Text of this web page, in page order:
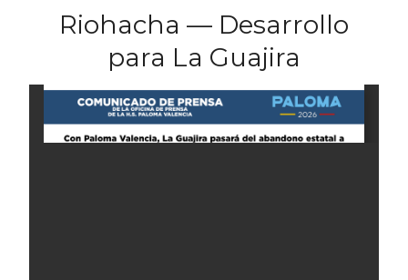
Riohacha — Desarrollo
para La Guajira